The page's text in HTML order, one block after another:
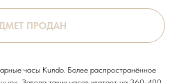
часы Kundo. Более распространённое